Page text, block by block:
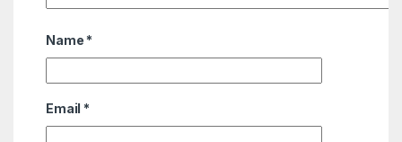
Name *
Email *